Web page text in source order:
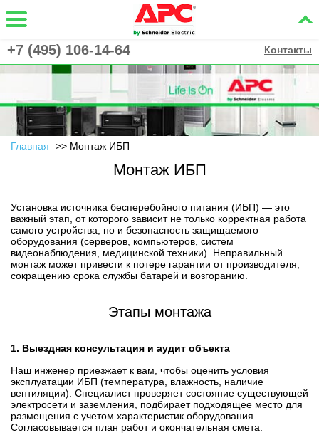
+7 (495) 106-14-64 Контакты
Главная Монтаж ИБП
Монтаж ИБП
Установка источника бесперебойного питания (ИБП) — это
важный этап, от которого зависит не только корректная работа
самого устройства, но и безопасность защищаемого
оборудования (серверов, компьютеров, систем
видеонаблюдения, медицинской техники). Неправильный
монтаж может привести к потере гарантии от производителя,
сокращению срока службы батарей и возгоранию.
Этапы монтажа
1. Выездная консультация и аудит объекта
Наш инженер приезжает к вам, чтобы оценить условия
эксплуатации ИБП (температура, влажность, наличие
вентиляции). Специалист проверяет состояние существующей
электросети и заземления, подбирает подходящее место для
размещения с учетом характеристик оборудования.
Согласовывается план работ и окончательная смета.